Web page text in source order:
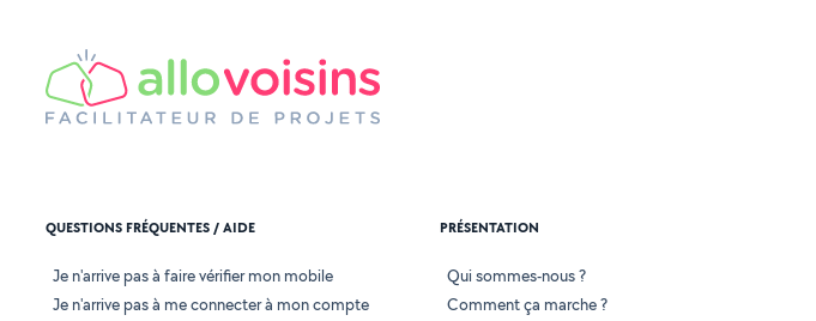
QUESTIONS FRÉQUENTES / AIDE
Je n'arrive pas à faire vérifier mon mobile
Je n'arrive pas à me connecter à mon compte
PRÉSENTATION
Qui sommes-nous ?
Comment ça marche ?